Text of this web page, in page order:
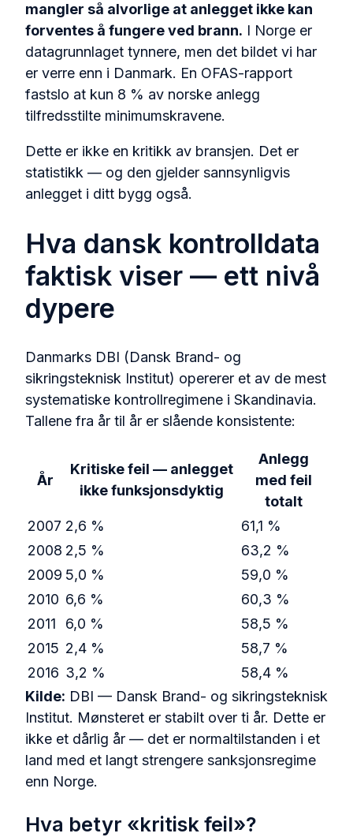
mangler så alvorlige at anlegget ikke kan
forventes å fungere ved brann. I Norge er
datagrunnlaget tynnere, men det bildet vi har
er verre enn i Danmark. En OFAS-rapport
fastslo at kun 8 % av norske anlegg
tilfredsstilte minimumskravene.
Dette er ikke en kritikk av bransjen. Det er
statistikk — og den gjelder sannsynligvis
anlegget i ditt bygg også.
Hva dansk kontrolldata
faktisk viser — ett nivå
dypere
Danmarks DBI (Dansk Brand- og
sikringsteknisk Institut) opererer et av de mest
systematiske kontrollregimene i Skandinavia.
Tallene fra år til år er slående konsistente:
År
Kritiske feil — anlegget
ikke funksjonsdyktig
Anlegg
med feil
totalt
2007 2,6 %
61,1 %
2008 2,5 %
63,2 %
2009 5,0 %
59,0 %
2010 6,6 %
60,3 %
2011
6,0 %
58,5 %
2015 2,4 %
58,7 %
2016 3,2 %
58,4 %
Kilde: DBI — Dansk Brand- og sikringsteknisk
Institut. Mønsteret er stabilt over ti år. Dette er
ikke et dårlig år — det er normaltilstanden i et
land med et langt strengere sanksjonsregime
enn Norge.
Hva betyr «kritisk feil»?